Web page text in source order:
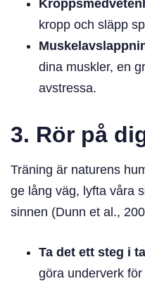
kropp och släpp
dina muskler, en
avstressa.
3. Rör på
Träning är naturens
ge lång väg, lyfta våra
sinnen (Dunn et al.,
Ta det ett steg i
göra underverk